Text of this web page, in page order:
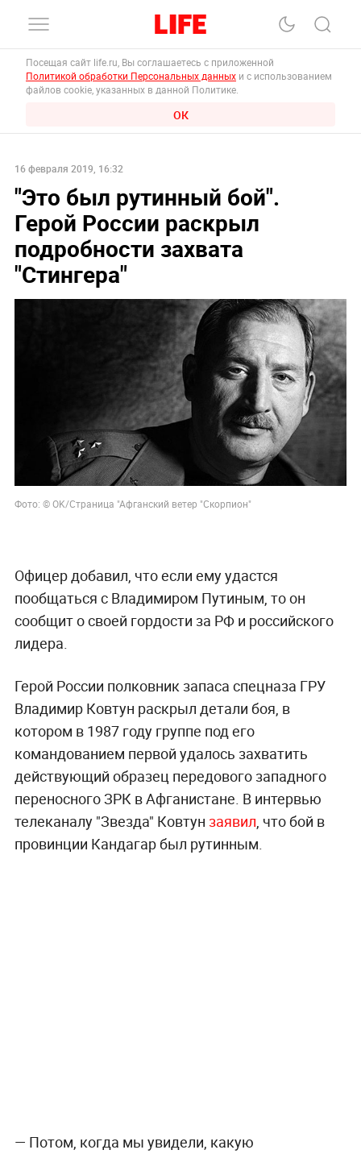
Посещая сайт life.ru, Вы соглашаетесь с приложенной
Политикой обработки Персональных данных и с использованием
файлов cookie, указанных в данной Политике.
ОК
16 февраля 2019, 16:32
"Это был рутинный бой".
Герой России раскрыл
подробности захвата
"Стингера"
Фото: © OK/Cтраница "Афганский ветер "Скорпион"
Офицер добавил, что если ему удастся
пообщаться с Владимиром Путиным, то он
сообщит о своей гордости за РФ и российского
лидера.
Герой России полковник запаса спецназа ГРУ
Владимир Ковтун раскрыл детали боя, в
котором в 1987 году группе под его
командованием первой удалось захватить
действующий образец передового западного
переносного ЗРК в Афганистане. В интервью
телеканалу "Звезда" Ковтун заявил , что бой в
провинции Кандагар был рутинным.
— Потом, когда мы увидели, какую